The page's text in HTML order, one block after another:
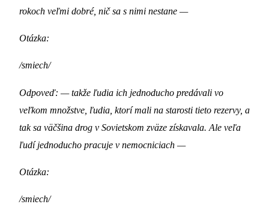
rokoch veľmi dobré, nič sa s nimi nestane —
Otázka:
/smiech/
Odpoveď: — takže ľudia ich jednoducho predávali vo
veľkom množstve, ľudia, ktorí mali na starosti tieto rezervy, a
tak sa väčšina drog v Sovietskom zväze získavala. Ale veľa
ľudí jednoducho pracuje v nemocniciach —
Otázka:
/smiech/